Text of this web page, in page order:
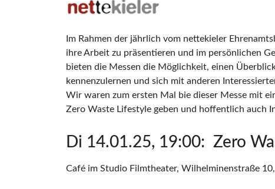
Im Rahmen der jährlich vom nettekieler
ihre Arbeit zu präsentieren und im persönlichen
bieten die Messen die Möglichkeit, einen
kennenzulernen und sich mit anderen
Wir waren zum ersten Mal bie dieser Messe mit
Zero Waste Lifestyle geben und hoffentlich auch
Di 14.01.25, 19:00: Zero
Café im Studio Filmtheater, Wilhelminenstraße 10,